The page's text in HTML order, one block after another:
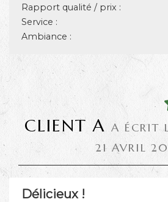
Rapport qualité / prix :
Service :
Ambiance :
CLIENT A A ÉCRIT
21 AVRIL
Délicieux !